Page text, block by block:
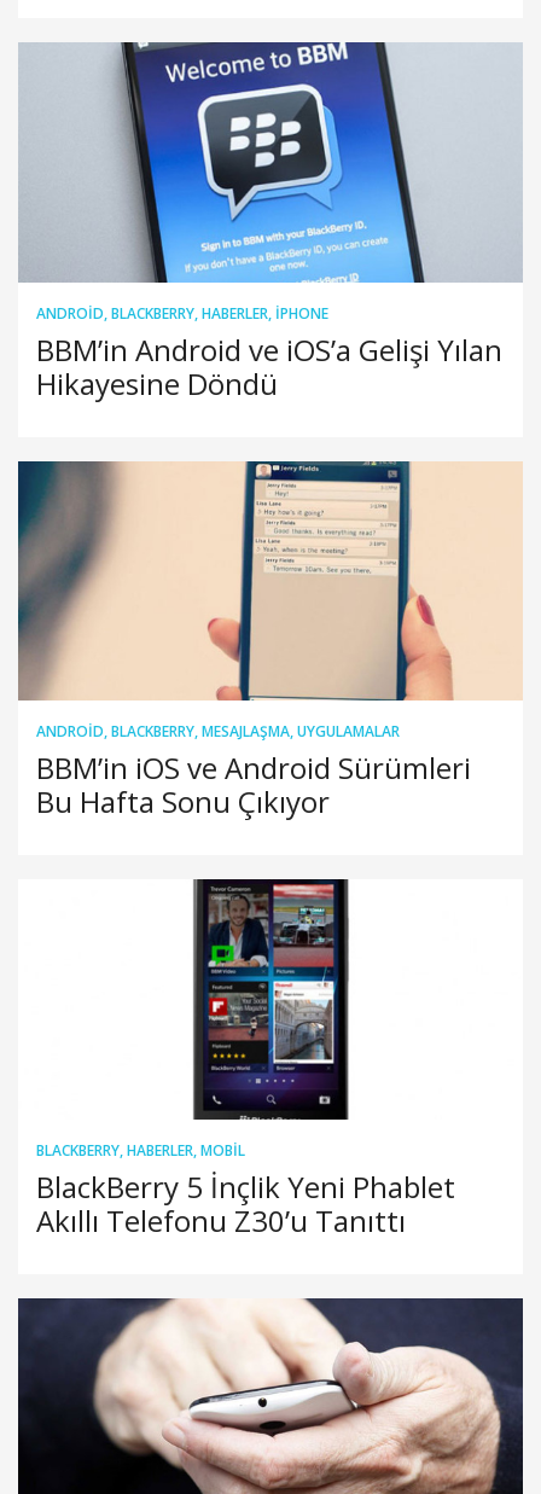
ANDROID,BLACKBERRY,HABERLER, IPHONE
BBM’in Android ve iOS’a Gelişi Yılan
Hikayesine Döndü
ANDROID,BLACKBERRY,MESAJLAŞMA,UYGULAMALAR
BBM’in iOS ve Android Sürümleri
Bu Hafta Sonu Çıkıyor
BLACKBERRY,HABERLER,MOBIL
BlackBerry 5 İnçlik Yeni Phablet
Akıllı Telefonu Z30’u Tanıttı